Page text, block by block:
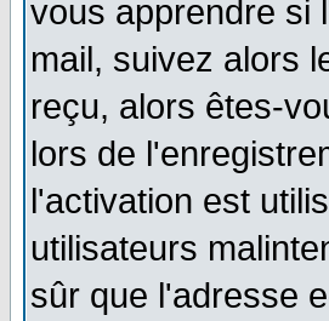
vous apprendre si
mail, suivez alors
reçu, alors êtes-
lors de
l'activation est
utilisateurs
sûr que l'adresse